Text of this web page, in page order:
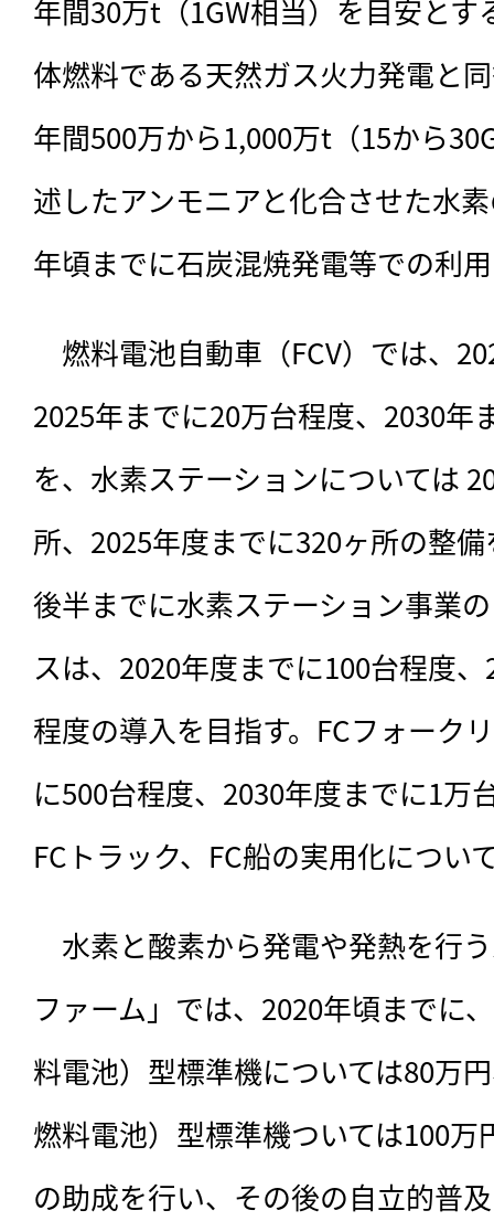
年間30万t（1GW相当）を目安と
体燃料である天然ガス火力発電と
年間500万から1,000万t（15から
述したアンモニアと化合させた水
年頃までに石炭混焼発電等での利
燃料電池自動車（FCV）では、
2025年までに20万台程度、2030年
を、水素ステーションについては
所、2025年度までに320ヶ所の整
後半までに水素ステーション事業
スは、2020年度までに100台程度
程度の導入を目指す。FCフォーク
に500台程度、2030年度までに1万
FCトラック、FC船の実用化につい
水素と酸素から発電や発熱を行
ファーム」では、2020年頃までに
料電池）型標準機については80万
燃料電池）型標準機ついては100
の助成を行い、その後の自立的普